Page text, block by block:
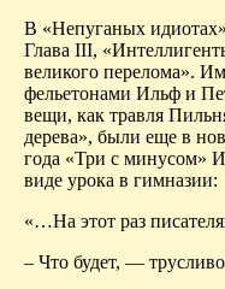
В «Непуганых идиотах
Глава III,
великого перелома».
фельетонами Ильф и
вещи, как травля
дерева», были еще в
года «Три с минусом»
виде урока в гимназии:
«…На этот раз
– Что будет, —